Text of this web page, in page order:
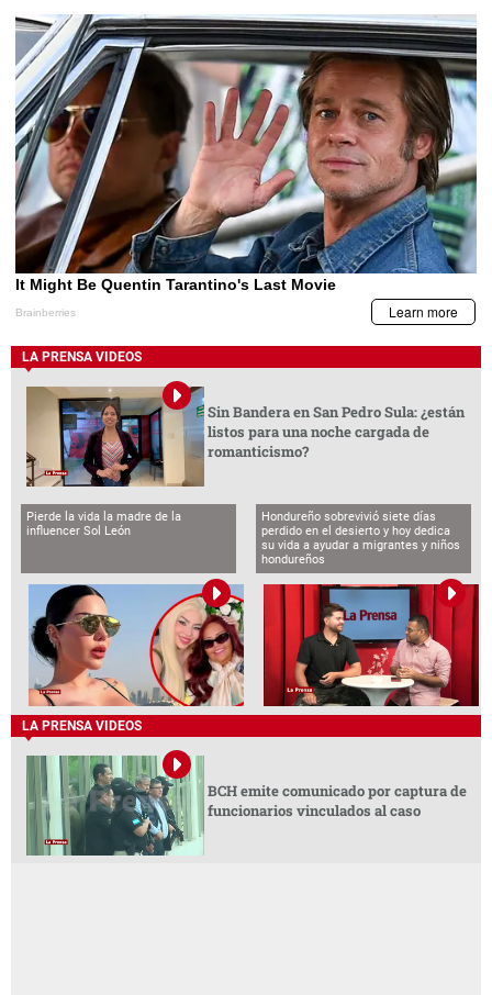
LA PRENSA VIDEOS
Sin Bandera en San Pedro Sula: ¿están
listos para una noche cargada de
romanticismo?
Pierde la vida la madre de la
influencer Sol León
Hondureño sobrevivió siete días
perdido en el desierto y hoy dedica
su vida a ayudar a migrantes y niños
hondureños
LA PRENSA VIDEOS
BCH emite comunicado por captura de
funcionarios vinculados al caso